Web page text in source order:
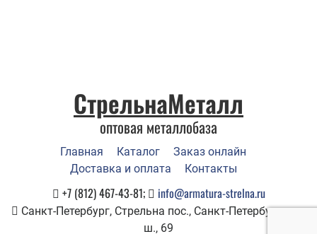
СтрельнаМеталл
оптовая металлобаза
Главная Каталог
Заказ онлайн
Доставка и оплата
Контакты
+7 (812) 467-43-81; info@armatura-strelna.ru
Санкт-Петербург, Стрельна пос., Санкт-Петербургское
ш., 69